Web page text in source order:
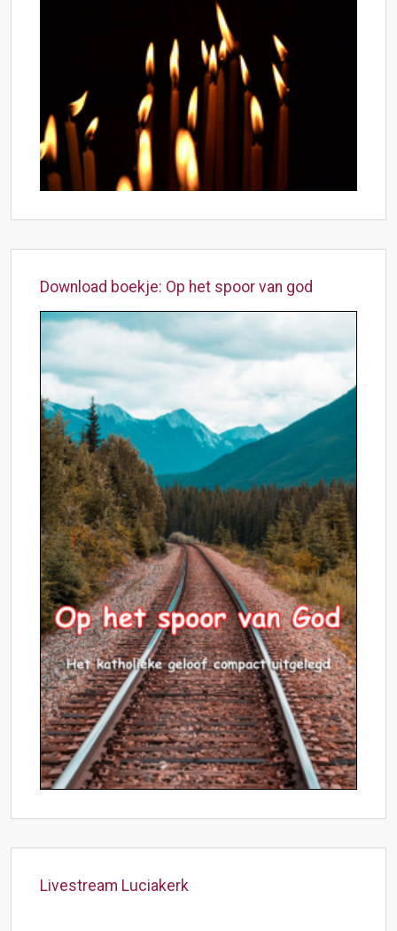
Download boekje: Op het spoor van god
Livestream Luciakerk